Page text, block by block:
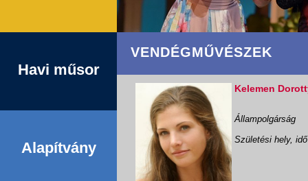
Havi műsor
Alapítvány
VENDÉGMŰVÉSZEK
Kelemen
Állampolgárság
Születési hely, idő